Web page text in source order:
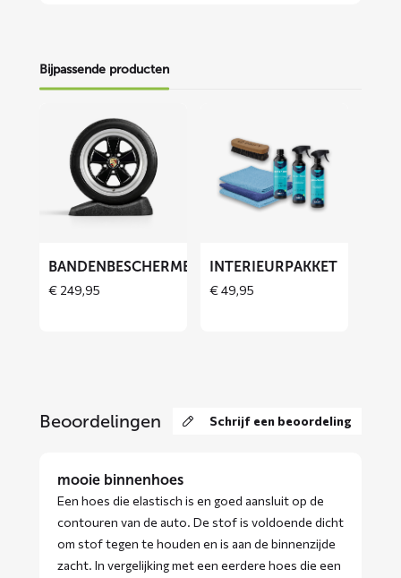
Bijpassende producten
Bandenbeschermers
BANDENBESCHERMERS
€ 249,95
Interieurpakket
INTERIEURPAKKET
€49,95
Beoordelingen Schrijf een beoordeling
mooie binnenhoes
Een hoes die elastisch is en goed aansluit op de
contouren van de auto. De stof is voldoende dicht
om stof tegen te houden en is aan de binnenzijde
zacht. In vergelijking met een eerdere hoes die een